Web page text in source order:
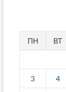
ПН ВТ
3 4